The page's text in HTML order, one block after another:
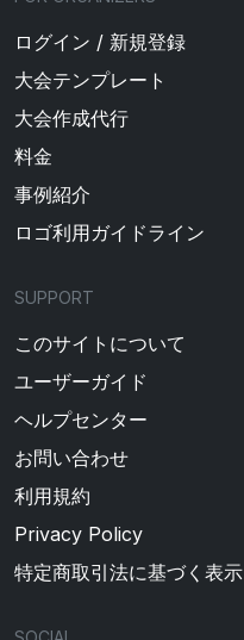
ログイン / 新規登録
大会テンプレート
大会作成代行
料金
事例紹介
ロゴ利用ガイドライン
SUPPORT
このサイトについて
ユーザーガイド
ヘルプセンター
お問い合わせ
利用規約
Privacy Policy
特定商取引法に基づく表示